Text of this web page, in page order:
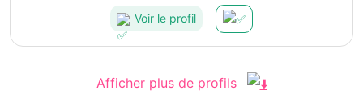
Voir le profil
Afficher plus de profils